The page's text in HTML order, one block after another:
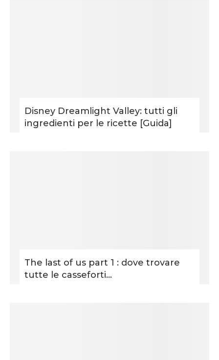
Disney Dreamlight Valley: tutti gli
ingredienti per le ricette [Guida]
The last of us part 1 : dove trovare
tutte le casseforti...